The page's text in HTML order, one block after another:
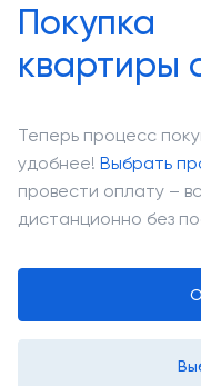
Покупка
квартиры
Теперь процесс
удобнее! Выбрать
провести оплату –
дистанционно без